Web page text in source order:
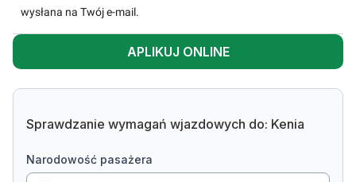
wysłana na Twój e-mail.
APLIKUJ ONLINE
Sprawdzanie wymagań wjazdowych do: Kenia
narodowość pasażera